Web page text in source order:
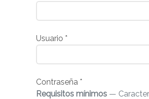
Usuario *
Contraseña *
Requisitos mínimos —